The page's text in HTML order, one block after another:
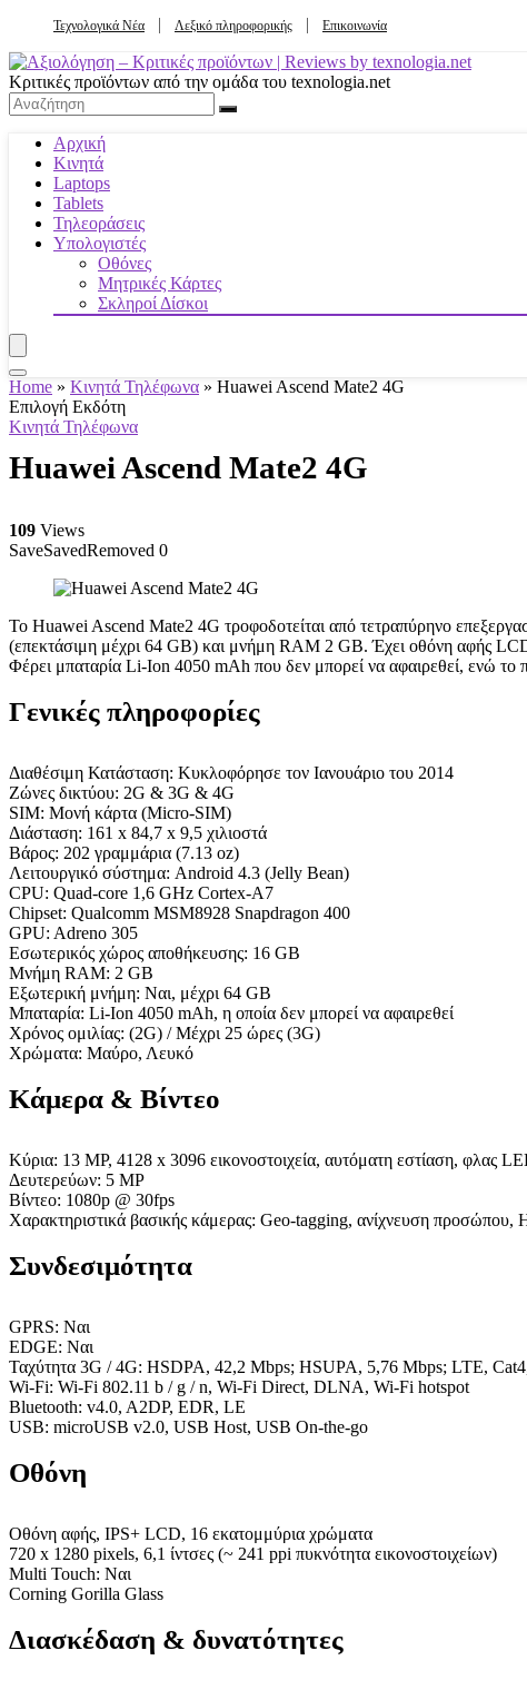
Τεχνολογικά Νέα Λεξικό πληροφορικής Επικοινωνία
Κριτικές προϊόντων από την ομάδα του texnologia.net
Αρχική
Κινητά
Laptops
Tablets
Τηλεοράσεις
Υπολογιστές
Οθόνες
Μητρικές Κάρτες
Σκληροί Δίσκοι
Home » Κινητά Τηλέφωνα » Huawei Ascend Mate2 4G
Επιλογή Εκδότη
Κινητά Τηλέφωνα
Huawei Ascend Mate2 4G
109 Views
SaveSavedRemoved 0
Το Huawei Ascend Mate2 4G τροφοδοτείται από τετραπύρηνο
(επεκτάσιμη μέχρι 64 GB) και μνήμη RAM 2 GB. Έχει οθόνη αφής
Φέρει μπαταρία Li-Ion 4050 mAh που δεν μπορεί να αφαιρεθεί, ενώ το
Γενικές πληροφορίες
Διαθέσιμη Κατάσταση: Κυκλοφόρησε τον Ιανουάριο του 2014
Ζώνες δικτύου: 2G & 3G & 4G
SIM: Μονή κάρτα (Micro-SIM)
Διάσταση: 161 x 84,7 x 9,5 χιλιοστά
Βάρος: 202 γραμμάρια (7.13 oz)
Λειτουργικό σύστημα: Android 4.3 (Jelly Bean)
CPU: Quad-core 1,6 GHz Cortex-A7
Chipset: Qualcomm MSM8928 Snapdragon 400
GPU: Adreno 305
Εσωτερικός χώρος αποθήκευσης: 16 GB
Μνήμη RAM: 2 GB
Εξωτερική μνήμη: Ναι, μέχρι 64 GB
Μπαταρία: Li-Ion 4050 mAh, η οποία δεν μπορεί να αφαιρεθεί
Χρόνος ομιλίας: (2G) / Μέχρι 25 ώρες (3G)
Χρώματα: Μαύρο, Λευκό
Κάμερα & Βίντεο
Κύρια: 13 MP, 4128 x 3096 εικονοστοιχεία, αυτόματη εστίαση, φλας
Δευτερεύων: 5 MP
Βίντεο: 1080p @ 30fps
Χαρακτηριστικά βασικής κάμερας: Geo-tagging, ανίχνευση προσώπου,
Συνδεσιμότητα
GPRS: Ναι
EDGE: Ναι
Ταχύτητα 3G / 4G: HSDPA, 42,2 Mbps; HSUPA, 5,76 Mbps; LTE,
Wi-Fi: Wi-Fi 802.11 b / g / n, Wi-Fi Direct, DLNA, Wi-Fi hotspot
Bluetooth: v4.0, A2DP, EDR, LE
USB: microUSB v2.0, USB Host, USB On-the-go
Οθόνη
Οθόνη αφής, IPS+ LCD, 16 εκατομμύρια χρώματα
720 x 1280 pixels, 6,1 ίντσες (~ 241 ppi πυκνότητα εικονοστοιχείων)
Multi Touch: Ναι
Corning Gorilla Glass
Διασκέδαση & δυνατότητες